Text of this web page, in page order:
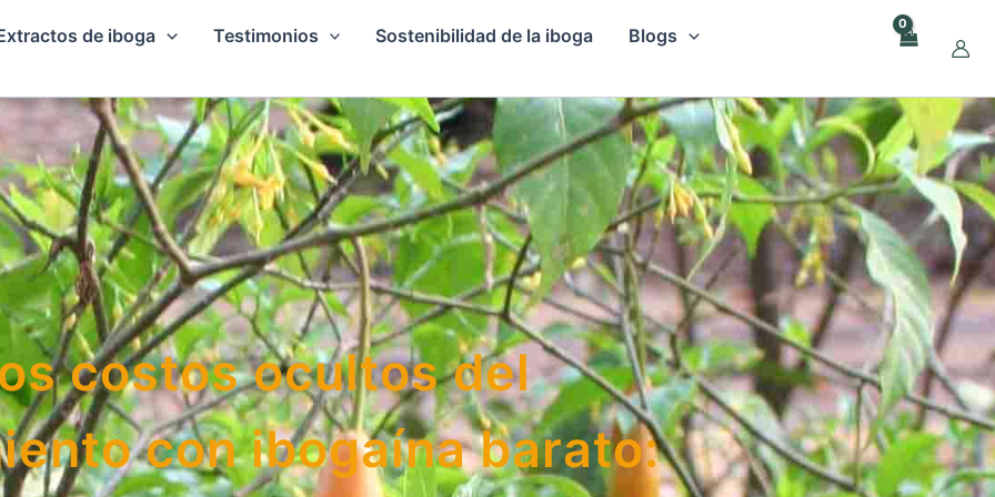
de iboga Testimonios Sostenibilidad de la iboga
Blogs
costos ocultos del
con ibogaína barato: